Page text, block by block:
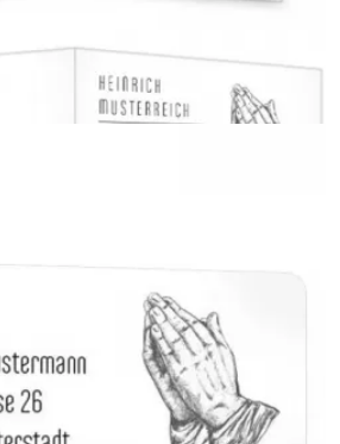
{farbicons}
Danksagung Trauer
{farbicons}